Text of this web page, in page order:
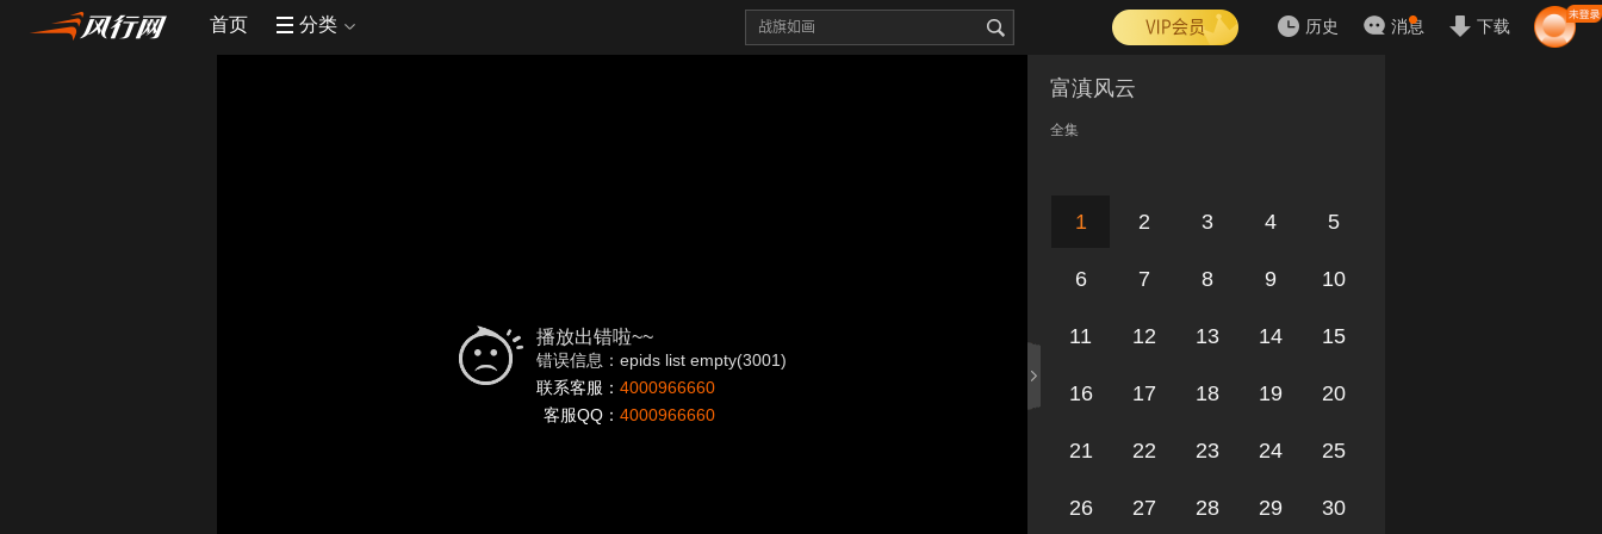
首页 分类 历史 消息 下载
播放出错啦~~
错误信息：epids list empty(3001)
联系客服： 4000966660
客服QQ： 4000966660
富滇风云
全集
1 2 3 4 5
6 7 8 9 10
11 12 13 14 15
16 17 18 19 20
21 22 23 24 25
26 27 28 29 30